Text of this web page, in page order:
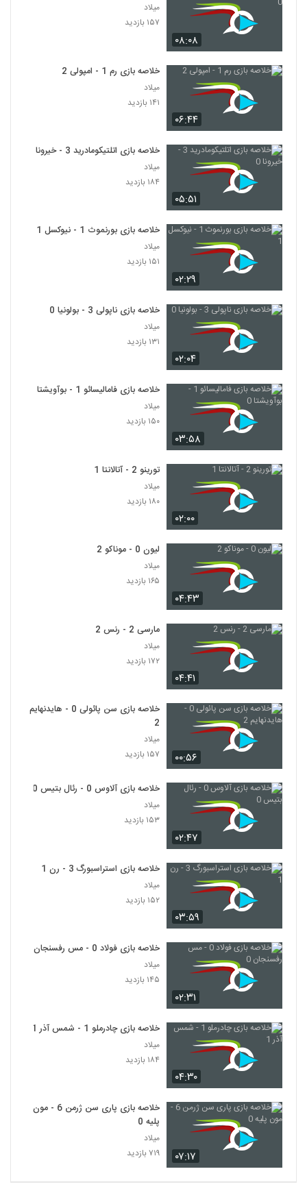
۰۸:۰۸
میلاد
۱۵۷ بازدید
۰۶:۴۴
خلاصه بازی رم 1 - امپولی 2
میلاد
۱۴۱ بازدید
۰۵:۵۱
خلاصه بازی اتلتیکومادرید 3 - خیرونا 0
میلاد
۱۸۴ بازدید
۰۲:۲۹
خلاصه بازی بورنموث 1 - نیوکسل 1
میلاد
۱۵۱ بازدید
۰۲:۰۴
خلاصه بازی ناپولی 3 - بولونیا 0
میلاد
۱۳۱ بازدید
۰۳:۵۸
خلاصه بازی فامالیسائو 1 - بوآویشتا 0
میلاد
۱۵۰ بازدید
۰۲:۰۰
تورینو 2 - آتالانتا 1
میلاد
۱۸۰ بازدید
۰۴:۴۳
لیون 0 - موناکو 2
میلاد
۱۶۵ بازدید
۰۴:۴۱
مارسی 2 - رنس 2
میلاد
۱۷۲ بازدید
۰۰:۵۶
خلاصه بازی سن پائولی 0 - هایدنهایم
2
میلاد
۱۵۷ بازدید
۰۲:۴۷
خلاصه بازی آلاوس 0 - رئال بتیس 0
میلاد
۱۵۳ بازدید
۰۳:۵۹
خلاصه بازی استراسبورگ 3 - رن 1
میلاد
۱۵۲ بازدید
۰۲:۳۱
خلاصه بازی فولاد 0 - مس رفسنجان 0
میلاد
۱۴۵ بازدید
۰۴:۳۰
خلاصه بازی چادرملو 1 - شمس آذر 1
میلاد
۱۸۴ بازدید
۰۷:۱۷
خلاصه بازی پاری سن ژرمن 6 - مون
پلیه 0
میلاد
۷۱۹ بازدید